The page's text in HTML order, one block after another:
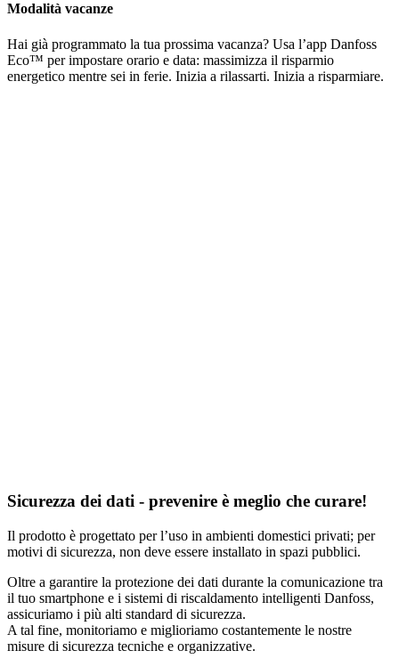
Modalità vacanze
Hai già programmato la tua prossima vacanza? Usa l’app Danfoss
Eco™ per impostare orario e data: massimizza il risparmio
energetico mentre sei in ferie. Inizia a rilassarti. Inizia a risparmiare.
Sicurezza dei dati - prevenire è meglio che curare!
Il prodotto è progettato per l’uso in ambienti domestici privati; per
motivi di sicurezza, non deve essere installato in spazi pubblici.
Oltre a garantire la protezione dei dati durante la comunicazione tra
il tuo smartphone e i sistemi di riscaldamento intelligenti Danfoss,
assicuriamo i più alti standard di sicurezza.
A tal fine, monitoriamo e miglioriamo costantemente le nostre
misure di sicurezza tecniche e organizzative.